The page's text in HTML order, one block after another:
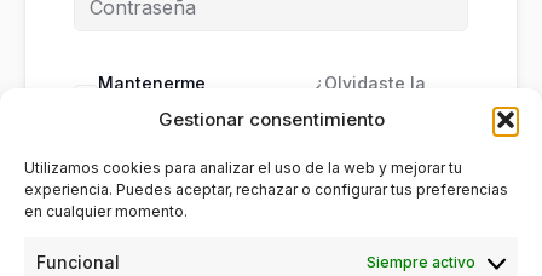
Gestionar consentimiento
Utilizamos cookies para analizar el uso de la web y mejorar tu
experiencia. Puedes aceptar, rechazar o configurar tus preferencias
en cualquier momento.
Funcional Siempre activo
Mantenerme
conectado
¿Olvidaste la
contraseña?
Acceder